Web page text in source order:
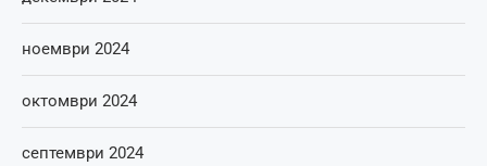
ноември 2024
октомври 2024
септември 2024